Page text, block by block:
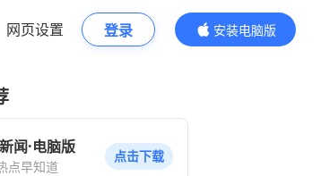
网页设置 登录
安装电脑版
内容更精彩
闻·电脑版
点早知道
点击下载